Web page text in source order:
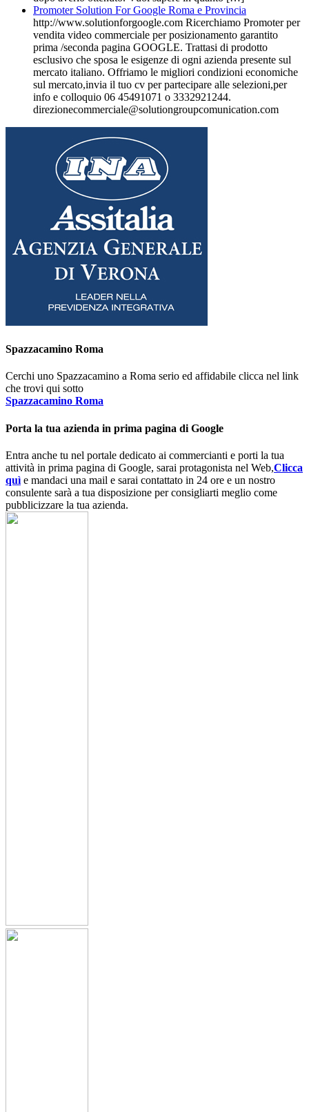
Promoter Solution For Google Roma e Provincia
http://www.solutionforgoogle.com Ricerchiamo Promoter per
vendita video commerciale per posizionamento garantito
prima /seconda pagina GOOGLE. Trattasi di prodotto
esclusivo che sposa le esigenze di ogni azienda presente sul
mercato italiano. Offriamo le migliori condizioni economiche
sul mercato,invia il tuo cv per partecipare alle selezioni,per
info e colloquio 06 45491071 o 3332921244.
direzionecommerciale@solutiongroupcomunication.com
Spazzacamino Roma
Cerchi uno Spazzacamino a Roma serio ed affidabile clicca nel link
che trovi qui sotto
Spazzacamino Roma
Porta la tua azienda in prima pagina di Google
Entra anche tu nel portale dedicato ai commercianti e porti la tua
attività in prima pagina di Google, sarai protagonista nel Web,Clicca
quì e mandaci una mail e sarai contattato in 24 ore e un nostro
consulente sarà a tua disposizione per consigliarti meglio come
pubblicizzare la tua azienda.